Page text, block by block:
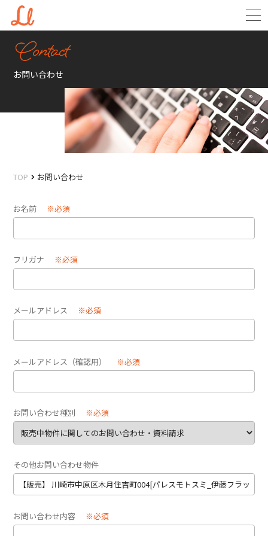
お問い合わせ
TOP お問い合わせ
お名前 ※必須
フリガナ ※必須
メールアドレス ※必須
メールアドレス（確認用） ※必須
お問い合わせ種別 ※必須
その他お問い合わせ物件
お問い合わせ内容 ※必須